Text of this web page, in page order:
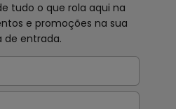
tudo o que rola aqui na
e promoções na sua
de entrada.